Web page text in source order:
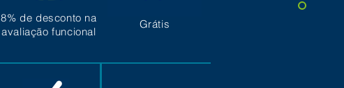
Grátis
8% de desconto na
avaliação funcional